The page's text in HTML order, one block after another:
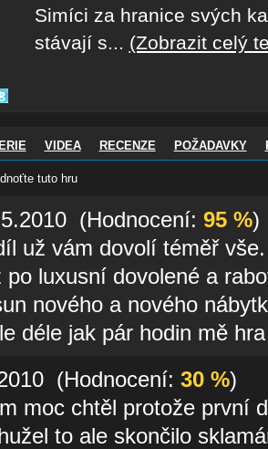
Simíci za hranice svých
stávají s... (Zobrazit celý
VIDEA RECENZE POŽADAVKY
tuto hru
(Hodnocení: 95 %)
už vám dovolí téměř
po luxusní dovolené a
nového a nového
déle jak pár hodin mě
(Hodnocení: 30 %)
moc chtěl protože první
to ale skončilo